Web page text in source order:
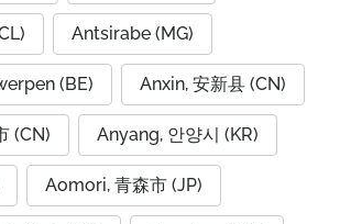
Antsirabe (MG)
(BE) Anxin, 安新县 (CN)
(CN) Anyang, 안양시 (KR)
Aomori, 青森市 (JP)